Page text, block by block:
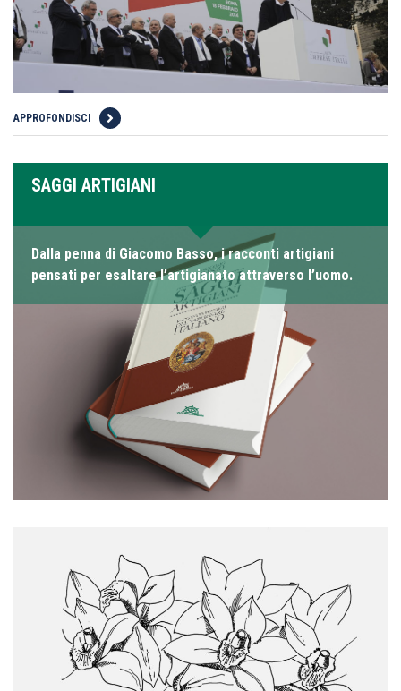
APPROFONDISCI
SAGGI ARTIGIANI
Dalla penna di Giacomo Basso, i racconti artigiani
pensati per esaltare l’artigianato attraverso l’uomo.